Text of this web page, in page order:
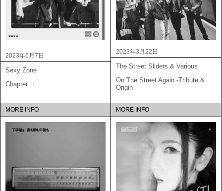
2023年6月7日
Sexy Zone
Chapter Ⅱ
MORE INFO
2023年3月22日
The Street Sliders & Various
On The Street Again -Tribute &
Origin-
MORE INFO